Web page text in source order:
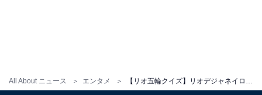
All About ニュース エンタメ